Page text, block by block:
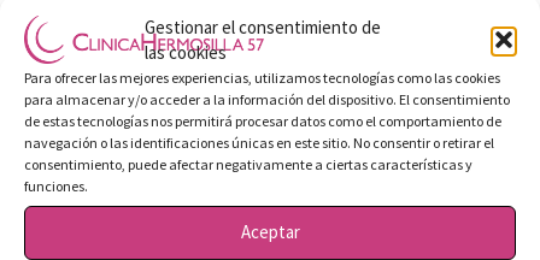
Gestionar el consentimiento de
las cookies
Para ofrecer las mejores experiencias, utilizamos tecnologías como las cookies
para almacenar y/o acceder a la información del dispositivo. El consentimiento
de estas tecnologías nos permitirá procesar datos como el comportamiento de
navegación o las identificaciones únicas en este sitio. No consentir o retirar el
consentimiento, puede afectar negativamente a ciertas características y
funciones.
Aceptar
Cirugía ‘de implantes’
guiada por ordenador
Os dejamos la entrevista realizada a Enrique López
Montero y Berta Carlevaris, especialistas en
odontología y los responsables de Clínica Hermosilla
57. Puedes leer la entrevista original en la Gaceta
Local del 11 de enero de 2018.